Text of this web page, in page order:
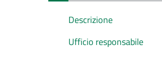
Descrizione
Ufficio responsabile